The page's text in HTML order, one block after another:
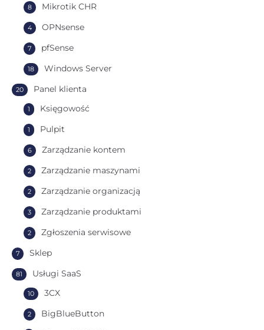
Mikrotik CHR
8
OPNsense
4
pfSense
7
Windows Server
18
Panel klienta
20
Księgowość
1
Pulpit
1
Zarządzanie kontem
6
Zarządzanie maszynami
2
Zarządzanie organizacją
2
Zarządzanie produktami
3
Zgłoszenia serwisowe
2
Sklep
7
Usługi SaaS
81
3CX
10
BigBlueButton
2